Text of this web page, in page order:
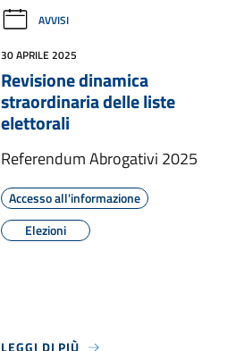
AVVISI
30 APRILE 2025
Revisione dinamica
straordinaria delle liste
elettorali
Referendum Abrogativi 2025
Accesso all'informazione
Elezioni
LEGGI DI PIÙ